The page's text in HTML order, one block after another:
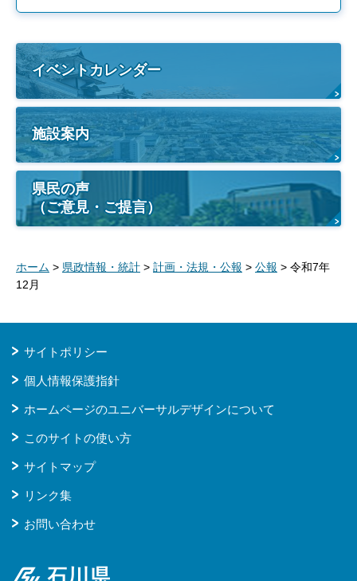
イベントカレンダー
施設案内
県民の声
（ご意見・ご提言）
ホーム > 県政情報・統計 > 計画・法規・公報 > 公報 > 令和7年
12月
サイトポリシー
個人情報保護指針
ホームページのユニバーサルデザインについて
このサイトの使い方
サイトマップ
リンク集
お問い合わせ
石川県